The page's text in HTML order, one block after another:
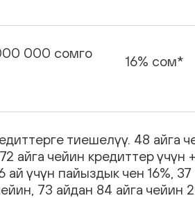
000 сомго
16% сом*
тиешелүү. 48 айга
айга чейин кредиттер үчүн
үчүн пайыздык чен 16%,
73 айдан 84 айга чейин